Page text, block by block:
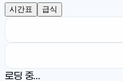
시간표 급식
로딩 중...